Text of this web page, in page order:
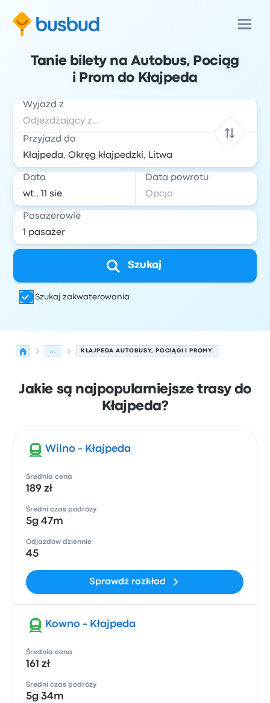
Tanie bilety na Autobus, Pociąg
i Prom do Kłajpeda
Wyjazd z
Przyjazd do
Data Data powrotu
Pasażerowie
Szukaj
Szukaj zakwaterowania
... KŁAJPEDA AUTOBUSY, POCIĄGI I PROMY.
Jakie są najpopularniejsze trasy do
Kłajpeda?
Wilno - Kłajpeda
Średnia cena
189 zł
Średni czas podróży
5g 47m
Odjazdów dziennie
45
Sprawdź rozkład
Kowno - Kłajpeda
Średnia cena
161 zł
Średni czas podróży
5g 34m